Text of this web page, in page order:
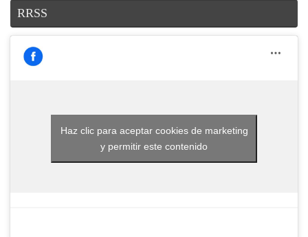
RRSS
Haz clic para aceptar cookies de marketing
y permitir este contenido